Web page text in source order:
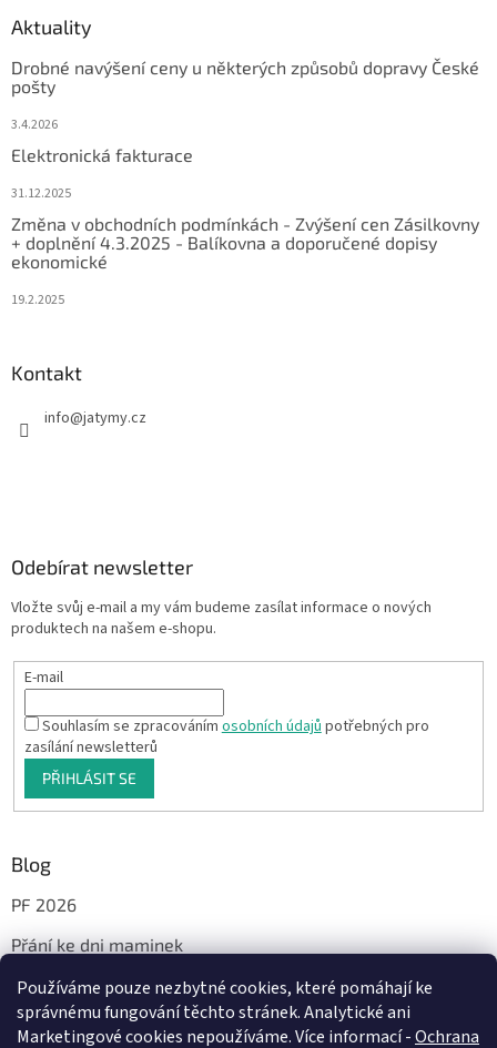
Používáme pouze nezbytné cookies, které pomáhají ke
správnému fungování těchto stránek. Analytické ani
Marketingové cookies nepoužíváme. Více informací -Ochrana
Aktuality
Drobné navýšení ceny u některých způsobů dopravy České
pošty
3.4.2026
Elektronická fakturace
31.12.2025
Změna v obchodních podmínkách - Zvýšení cen Zásilkovny
+ doplnění 4.3.2025 - Balíkovna a doporučené dopisy
ekonomické
19.2.2025
Kontakt
info@jatymy.cz
Odebírat newsletter
Vložte svůj e-mail a my vám budeme zasílat informace o nových
produktech na našem e-shopu.
E-mail
Souhlasím se zpracovánímosobních údajůpotřebných pro
zasílání newsletterů
PŘIHLÁSIT SE
Blog
PF 2026
Přání ke dni maminek
Facebook